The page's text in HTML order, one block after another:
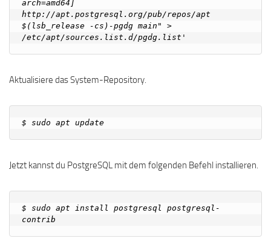
arch=amd64]
http://apt.postgresql.org/pub/repos/apt
$(lsb_release -cs)-pgdg main" >
Aktualisiere das System-Repository.
Jetzt kannst du PostgreSQL mit dem folgenden Befehl installieren.
$ sudo apt install postgresql postgresql-